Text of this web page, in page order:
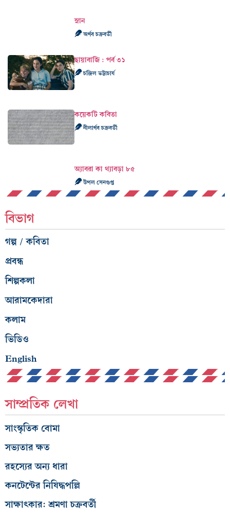
স্নান
অর্ণব চক্রবর্তী
ছায়াবাজি : পর্ব ৩১
চন্দ্রিল ভট্টাচার্য
কয়েকটি কবিতা
নীলার্ণব চক্রবর্তী
অ্যাবরা কা থ্যাবড়া ৮৫
উপল সেনগুপ্ত
বিভাগ
গল্প / কবিতা
প্রবন্ধ
শিল্পকলা
আরামকেদারা
কলাম
ভিডিও
English
সাম্প্রতিক লেখা
সাংস্কৃতিক বোমা
সভ্যতার ক্ষত
রহস্যের অন্য ধারা
কনটেন্টের নিষিদ্ধপল্লি
সাক্ষাৎকার: শ্রমণা চক্রবর্তী